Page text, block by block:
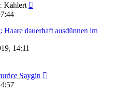
Kahlert
Haare dauerhaft ausdünnen im
14:11
Saygin